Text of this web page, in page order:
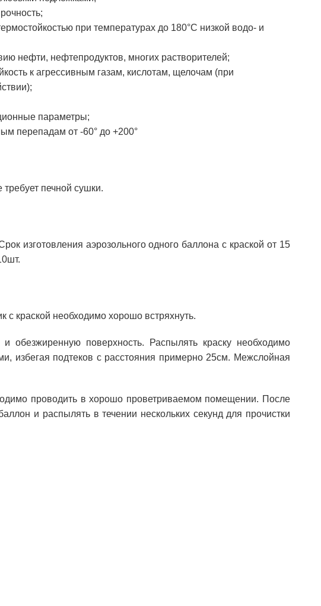
при температурах до 180°С низкой водо- и
нефти, нефтепродуктов, многих растворителей;
к агрессивным газам, кислотам, щелочам (при
параметры;
перепадам от -60° до +200°
печной сушки.
изготовления аэрозольного одного баллона с краской от 15
с краской необходимо хорошо встряхнуть.
обезжиренную поверхность. Распылять краску необходимо
избегая подтеков с расстояния примерно 25см. Межслойная
проводить в хорошо проветриваемом помещении. После
и распылять в течении нескольких секунд для прочистки